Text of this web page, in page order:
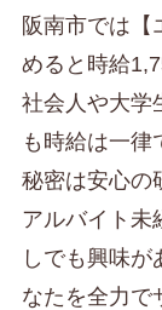
阪南市では【
めると時給
社会人や大学
も時給は一律
秘密は安心の
アルバイト未
しでも興味
なたを全力で